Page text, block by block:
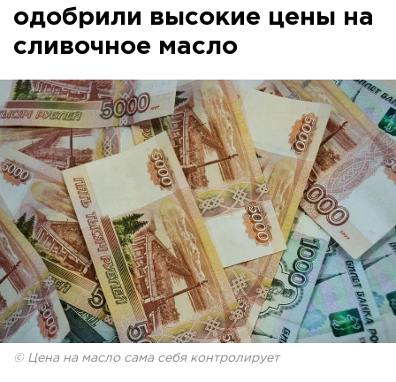
одобрили высокие цены на
сливочное масло
© Цена на масло сама себя контролирует